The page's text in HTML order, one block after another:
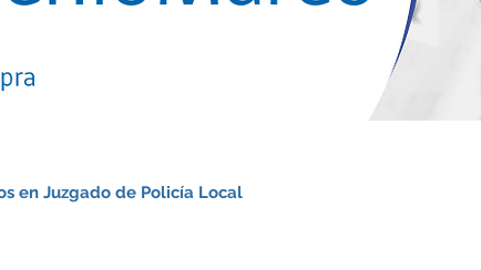
en Juzgado de Policía Local